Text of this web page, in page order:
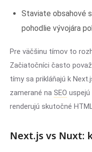
Staviate obsahové
pohodlie vývojára
Pre väčšinu tímov to
Začiatočníci často
tímy sa prikláňajú k
zamerané na SEO
renderujú skutočné
Next.js vs Nuxt: